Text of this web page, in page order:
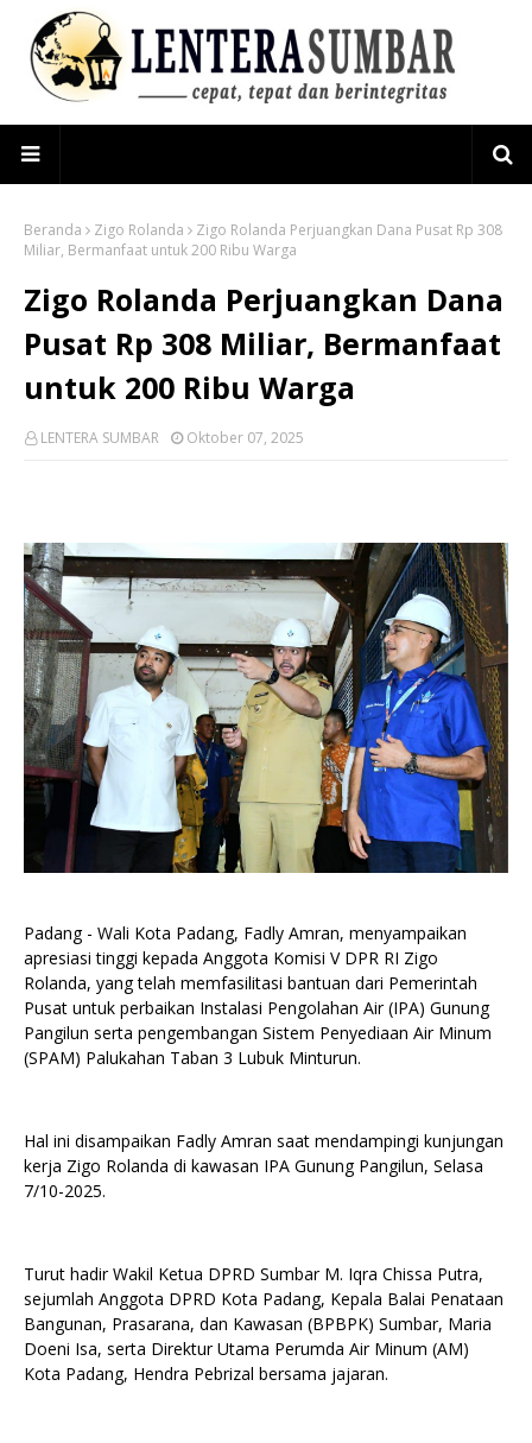
Beranda Zigo Rolanda
Zigo Rolanda Perjuangkan Dana Pusat Rp 308
Miliar, Bermanfaat untuk 200 Ribu Warga
Zigo Rolanda Perjuangkan Dana
Pusat Rp 308 Miliar, Bermanfaat
untuk 200 Ribu Warga
LENTERA SUMBAR Oktober 07, 2025
Padang - Wali Kota Padang, Fadly Amran, menyampaikan
apresiasi tinggi kepada Anggota Komisi V DPR RI Zigo
Rolanda, yang telah memfasilitasi bantuan dari Pemerintah
Pusat untuk perbaikan Instalasi Pengolahan Air (IPA) Gunung
Pangilun serta pengembangan Sistem Penyediaan Air Minum
(SPAM) Palukahan Taban 3 Lubuk Minturun.
Hal ini disampaikan Fadly Amran saat mendampingi kunjungan
kerja Zigo Rolanda di kawasan IPA Gunung Pangilun, Selasa
7/10-2025.
Turut hadir Wakil Ketua DPRD Sumbar M. Iqra Chissa Putra,
sejumlah Anggota DPRD Kota Padang, Kepala Balai Penataan
Bangunan, Prasarana, dan Kawasan (BPBPK) Sumbar, Maria
Doeni Isa, serta Direktur Utama Perumda Air Minum (AM)
Kota Padang, Hendra Pebrizal bersama jajaran.